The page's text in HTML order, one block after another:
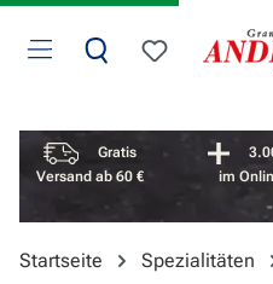
Zum Hauptinhalt springen
Du hast 0
Vorteile überspringen
Gratis
Versand ab 60 €
im
Startseite Spezialitäten